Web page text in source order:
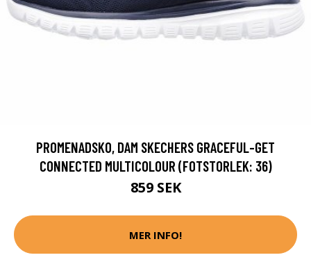
PROMENADSKO, DAM SKECHERS GRACEFUL-GET
CONNECTED MULTICOLOUR (FOTSTORLEK: 36)
859 SEK
MER INFO!